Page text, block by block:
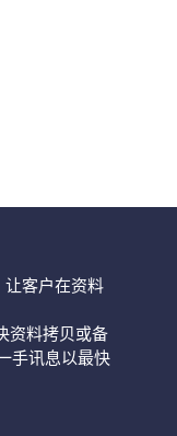
让客户在资料
资料拷贝或备
手讯息以最快